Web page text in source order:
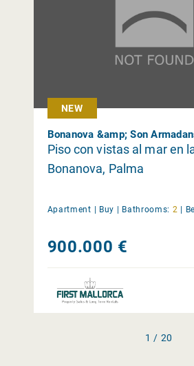
NEW
Bonanova &amp; Son
Piso con vistas al mar en
Bonanova, Palma
Apartment | Buy | Bathrooms: 2 |
900.000 €
1 / 20